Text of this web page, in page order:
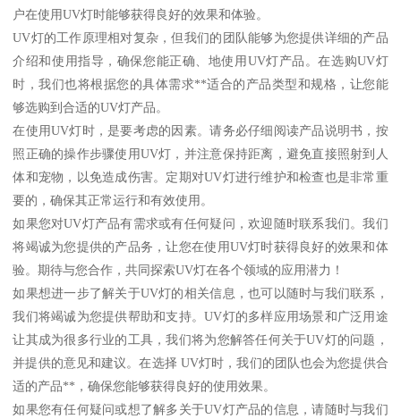
户在使用UV灯时能够获得良好的效果和体验。
UV灯的工作原理相对复杂，但我们的团队能够为您提供详细的产品
介绍和使用指导，确保您能正确、地使用UV灯产品。在选购UV灯
时，我们也将根据您的具体需求**适合的产品类型和规格，让您能
够选购到合适的UV灯产品。
在使用UV灯时，是要考虑的因素。请务必仔细阅读产品说明书，按
照正确的操作步骤使用UV灯，并注意保持距离，避免直接照射到人
体和宠物，以免造成伤害。定期对UV灯进行维护和检查也是非常重
要的，确保其正常运行和有效使用。
如果您对UV灯产品有需求或有任何疑问，欢迎随时联系我们。我们
将竭诚为您提供的产品务，让您在使用UV灯时获得良好的效果和体
验。期待与您合作，共同探索UV灯在各个领域的应用潜力！
如果想进一步了解关于UV灯的相关信息，也可以随时与我们联系，
我们将竭诚为您提供帮助和支持。UV灯的多样应用场景和广泛用途
让其成为很多行业的工具，我们将为您解答任何关于UV灯的问题，
并提供的意见和建议。在选择 UV灯时，我们的团队也会为您提供合
适的产品**，确保您能够获得良好的使用效果。
如果您有任何疑问或想了解多关于UV灯产品的信息，请随时与我们